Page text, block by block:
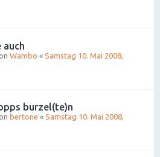
Wambo « Samstag 10. Mai 2008,
burzel(te)n
bertone « Samstag 10. Mai 2008,